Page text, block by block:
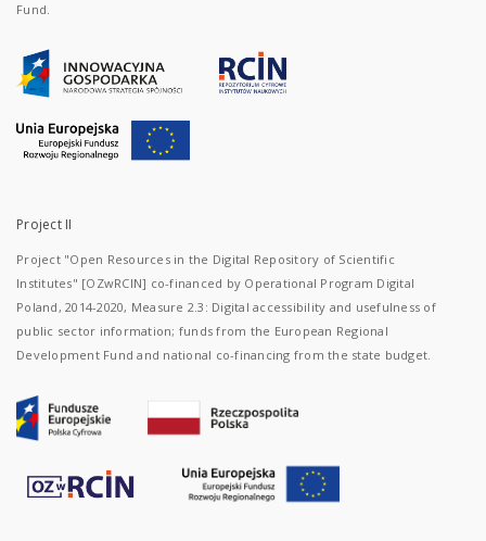
Fund.
Project II
Project "Open Resources in the Digital Repository of Scientific
Institutes" [OZwRCIN] co-financed by Operational Program Digital
Poland, 2014-2020, Measure 2.3: Digital accessibility and usefulness of
public sector information; funds from the European Regional
Development Fund and national co-financing from the state budget.